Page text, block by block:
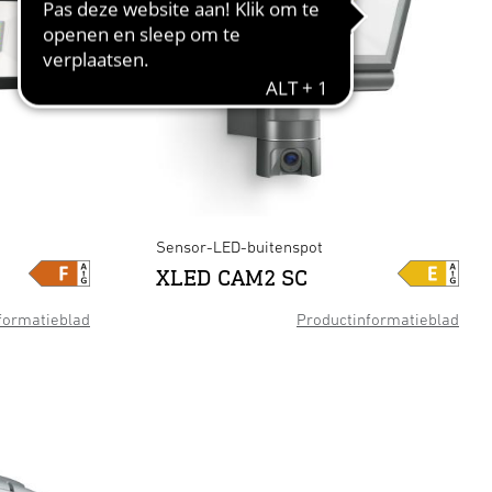
Productinformatieblad
Sensor-LED-buitenspot
XLED CAM2 SC